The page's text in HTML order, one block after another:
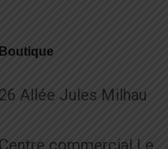
Boutique
26 Allée Jules Milhau
Centre commercial Le